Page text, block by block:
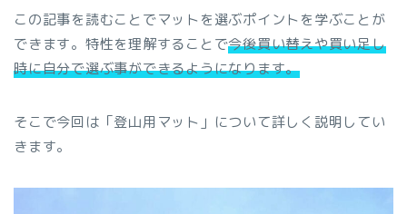
この記事を読むことでマットを選ぶポイントを学ぶことが
できます。特性を理解することで今後買い替えや買い足し
時に自分で選ぶ事ができるようになります。
そこで今回は「登山用マット」について詳しく説明してい
きます。